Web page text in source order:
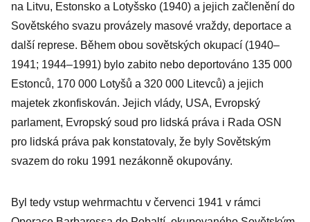
na Litvu, Estonsko a Lotyšsko (1940) a jejich začlenění do
Sovětského svazu provázely masové vraždy, deportace a
další represe. Během obou sovětských okupací (1940–
1941; 1944–1991) bylo zabito nebo deportováno 135 000
Estonců, 170 000 Lotyšů a 320 000 Litevců) a jejich
majetek zkonfiskován. Jejich vlády, USA, Evropský
parlament, Evropský soud pro lidská práva i Rada OSN
pro lidská práva pak konstatovaly, že byly Sovětským
svazem do roku 1991 nezákonně okupovány.
Byl tedy vstup wehrmachtu v červenci 1941 v rámci